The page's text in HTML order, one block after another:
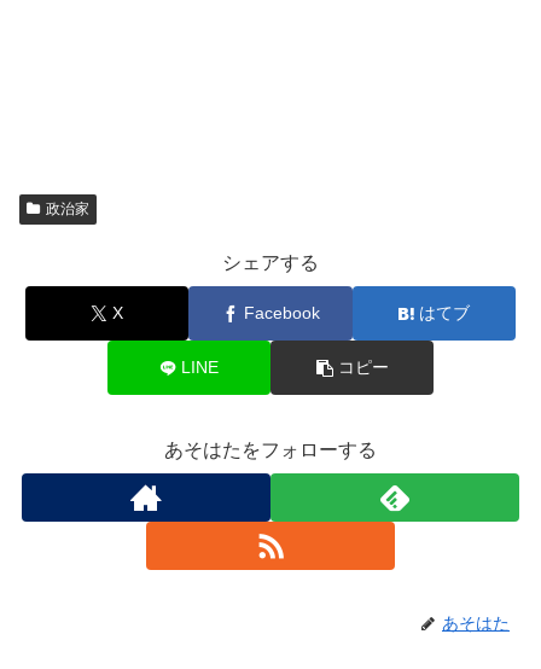
政治家
シェアする
X Facebook はてブ
LINE コピー
あそはたをフォローする
あそはた